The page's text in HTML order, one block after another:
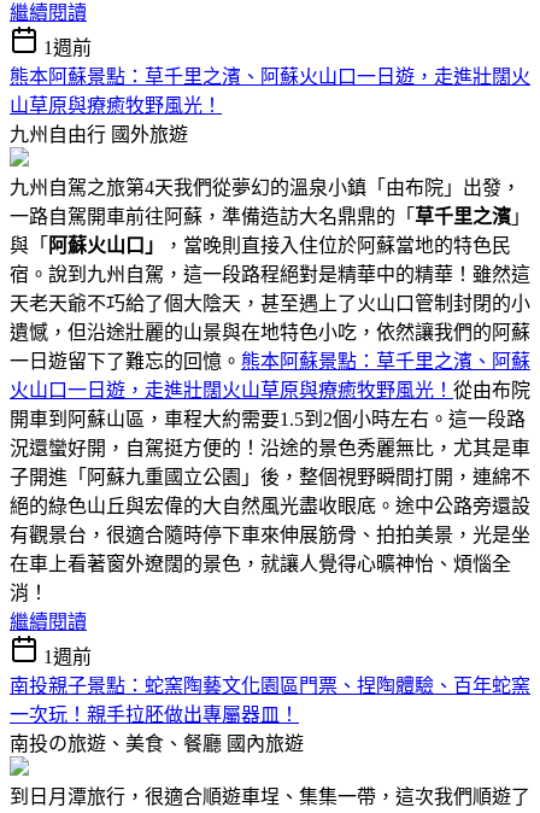
繼續閱讀
1週前
熊本阿蘇景點：草千里之濱、阿蘇火山口一日遊，走進壯闊火
山草原與療癒牧野風光！
九州自由行 國外旅遊
九州自駕之旅第4天我們從夢幻的溫泉小鎮「由布院」出發，
一路自駕開車前往阿蘇，準備造訪大名鼎鼎的「 草千里之濱 」
與「 阿蘇火山口」
，當晚則直接入住位於阿蘇當地的特色民
宿。說到九州自駕，這一段路程絕對是精華中的精華！雖然這
天老天爺不巧給了個大陰天，甚至遇上了火山口管制封閉的小
遺憾，但沿途壯麗的山景與在地特色小吃，依然讓我們的阿蘇
一日遊留下了難忘的回憶。 熊本阿蘇景點：草千里之濱、阿蘇
火山口一日遊，走進壯闊火山草原與療癒牧野風光！ 從由布院
開車到阿蘇山區，車程大約需要1.5到2個小時左右。這一段路
況還蠻好開，自駕挺方便的！沿途的景色秀麗無比，尤其是車
子開進「阿蘇九重國立公園」後，整個視野瞬間打開，連綿不
絕的綠色山丘與宏偉的大自然風光盡收眼底。途中公路旁還設
有觀景台，很適合隨時停下車來伸展筋骨、拍拍美景，光是坐
在車上看著窗外遼闊的景色，就讓人覺得心曠神怡、煩惱全
消！
繼續閱讀
1週前
南投親子景點：蛇窯陶藝文化園區門票、捏陶體驗、百年蛇窯
一次玩！親手拉胚做出專屬器皿！
南投の旅遊、美食、餐廳 國內旅遊
到日月潭旅行，很適合順遊車埕、集集一帶，這次我們順遊了